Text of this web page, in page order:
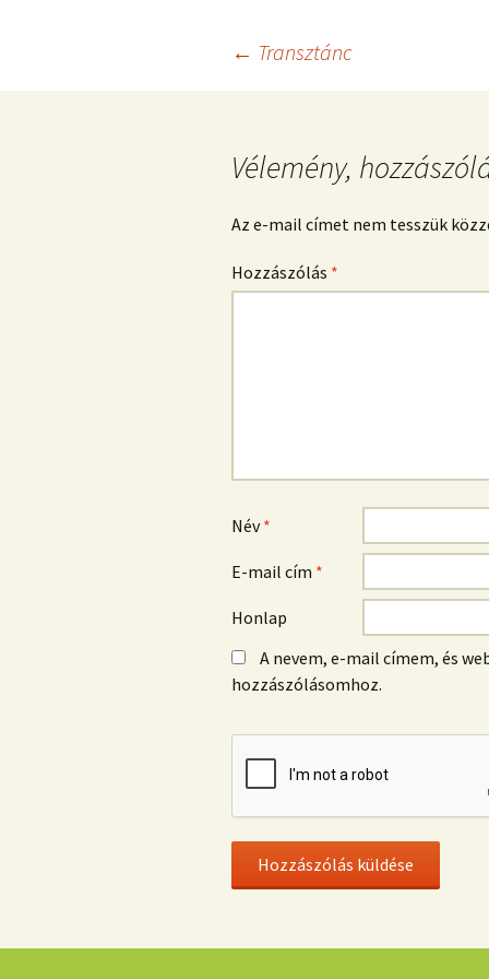
o
k
Bejegyzés← Transztánc
Vélemény,
Az e-mail címet nem tesszük
Hozzászólás *
Név*
E-mail cím *
Honlap
A nevem, e-mail címem, és
hozzászólásomhoz.